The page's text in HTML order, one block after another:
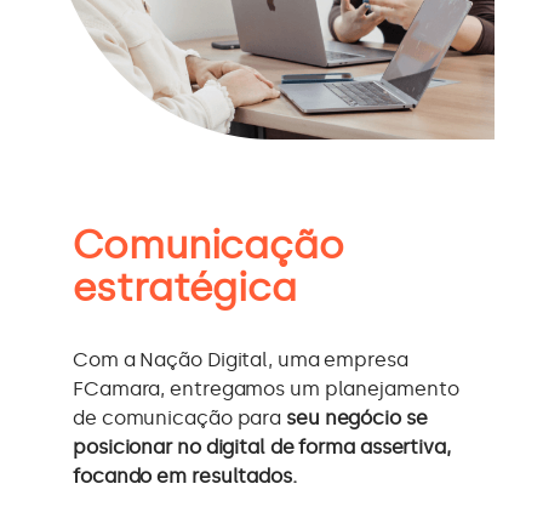
Comunicação
estratégica
Com a Nação Digital, uma empresa
FCamara, entregamos um planejamento
de comunicação para seu negócio se
posicionar no digital de forma assertiva,
focando em resultados.